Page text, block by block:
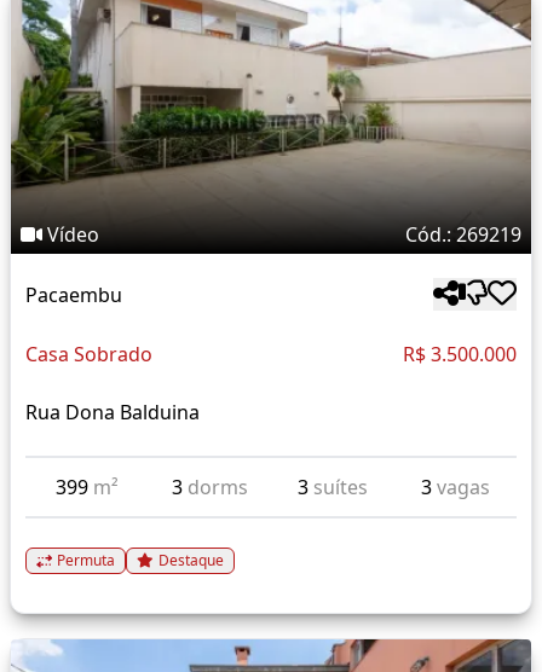
Vídeo Cód.: 269219
Pacaembu
Casa Sobrado R$ 3.500.000
Rua Dona Balduina
399 m² 3 dorms 3 suítes 3vagas
Permuta Destaque